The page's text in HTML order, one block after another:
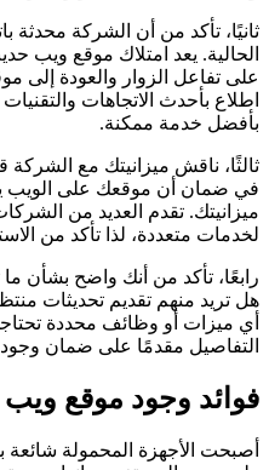
ثانيًا، تأكد من أن الشركة محدثة
الحالية. يعد امتلاك موقع ويب
على تفاعل الزوار والعودة
اطلاع بأحدث الاتجاهات
بأفضل خدمة ممكنة.
ثالثًا، ناقش ميزانيتك مع
في ضمان أن موقعك على الويب
ميزانيتك. تقدم العديد من
لخدمات متعددة، لذا تأكد من
رابعًا، تأكد من أنك واضح بشأن
هل تريد منهم تقديم تحديثات
أي ميزات أو وظائف محددة
التفاصيل مقدمًا على ضمان
فوائد وجود موقع
أصبحت الأجهزة المحمولة شائعة